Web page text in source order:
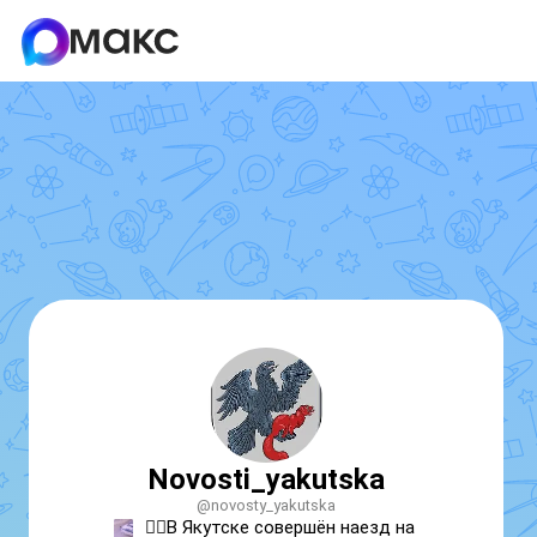
Novosti_yakutska
@novosty_yakutska
👮‍♀️В Якутске совершён наезд на